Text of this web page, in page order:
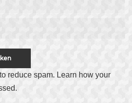
reduce spam. Learn how your
.